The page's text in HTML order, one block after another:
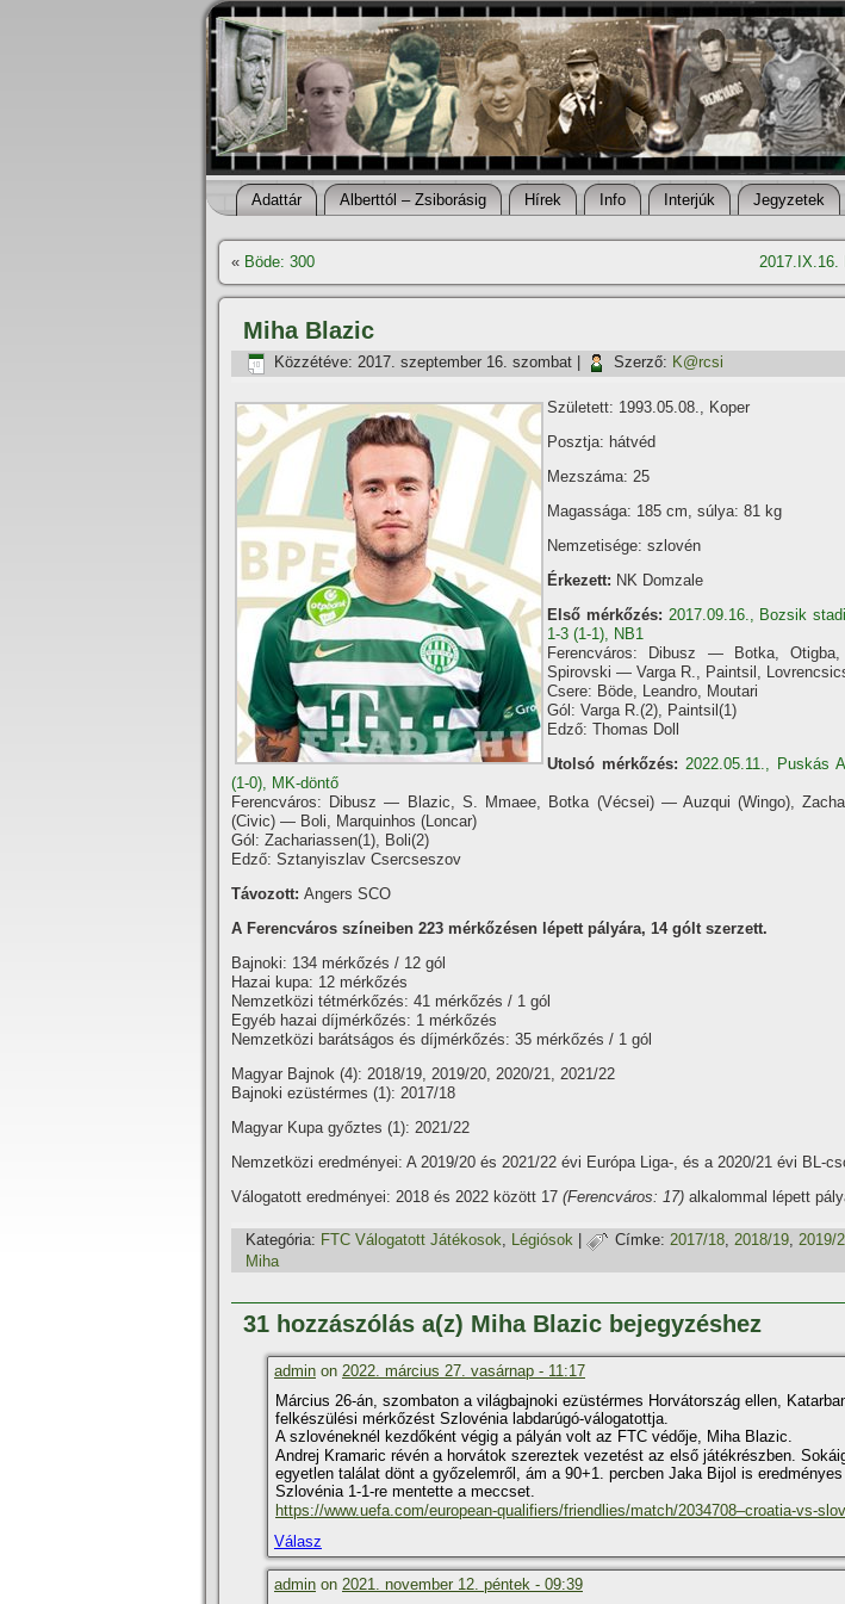
Adattár Alberttól – Zsiborásig Hí­rek Info Interjúk Jegyzetek
« Böde: 300 2017.IX.16.
Miha Blazic
Közzétéve: 2017. szeptember 16. szombat Szerző: K@rcsi
Született: 1993.05.08., Koper
Posztja: hátvéd
Mezszáma: 25
Magassága: 185 cm, súlya: 81 kg
Nemzetisége: szlovén
Érkezett: NK Domzale
Első mérkőzés: 2017.09.16., Bozsik
1-3 (1-1), NB1
Ferencváros: Dibusz — Botka,
Spirovski — Varga R., Paintsil,
Csere: Böde, Leandro, Moutari
Gól: Varga R.(2), Paintsil(1)
Edző: Thomas Doll
Utolsó mérkőzés: 2022.05.11., Puskás
(1-0), MK-döntő
Ferencváros: Dibusz — Blazic, S. Mmaee, Botka (Vécsei) — Auzqui (Wingo),
(Civic) — Boli, Marquinhos (Loncar)
Gól: Zachariassen(1), Boli(2)
Edző: Sztanyiszlav Csercseszov
Távozott: Angers SCO
A Ferencváros szí­neiben 223 mérkőzésen lépett pályára, 14 gólt szerzett.
Bajnoki: 134 mérkőzés / 12 gól
Hazai kupa: 12 mérkőzés
Nemzetközi tétmérkőzés: 41 mérkőzés / 1 gól
Egyéb hazai dí­jmérkőzés: 1 mérkőzés
Nemzetközi barátságos és dí­jmérkőzés: 35 mérkőzés / 1 gól
Magyar Bajnok (4): 2018/19, 2019/20, 2020/21, 2021/22
Bajnoki ezüstérmes (1): 2017/18
Magyar Kupa győztes (1): 2021/22
Nemzetközi eredményei: A 2019/20 és 2021/22 évi Európa Liga-, és a 2020/21 évi BL-
Válogatott eredményei: 2018 és 2022 között 17 (Ferencváros: 17) alkalommal lépett
Kategória: FTC Válogatott Játékosok, Légiósok Címke: 2017/18, 2018/19, 2019/
Miha
31 hozzászólás a(z) Miha Blazic bejegyzéshez
admin on 2022. március 27. vasárnap - 11:17
Március 26-án, szombaton a világbajnoki ezüstérmes Horvátország ellen,
felkészülési mérkőzést Szlovénia labdarúgó-válogatottja.
A szlovéneknél kezdőként végig a pályán volt az FTC védője, Miha Blazic.
Andrej Kramaric révén a horvátok szereztek vezetést az első játékrészben.
egyetlen találat dönt a győzelemről, ám a 90+1. percben Jaka Bijol is
Szlovénia 1-1-re mentette a meccset.
https://www.uefa.com/european-qualifiers/friendlies/match/2034708–croatia-vs-
Válasz
admin on 2021. november 12. péntek - 09:39